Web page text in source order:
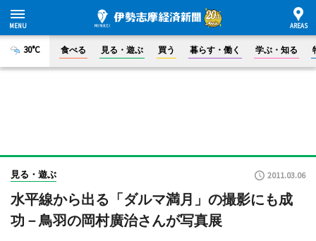
30°C 食べる 見る・遊ぶ 買う 暮らす・働く 学ぶ・知る
見る・遊ぶ 2011.03.06
水平線から出る「ダルマ満月」の撮影にも成
功－鳥羽の岡村廣治さんが写真展